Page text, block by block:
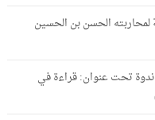
لمحاربته الحسن بن الحسين
ندوة تحت عنوان: قراءة في